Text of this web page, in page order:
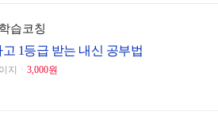
습코칭
1등급 받는 내신 공부법
지ㆍ 3,000원